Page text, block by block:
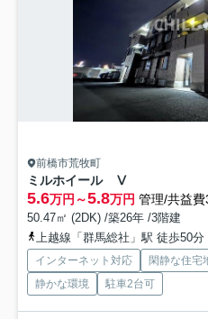
前橋市荒牧町
ミルホイール Ⅴ
5.6万円～5.8万円 管理/共益
50.47㎡ (2DK) /築26年 /3階建
上越線「群馬総社」駅 徒歩50分
インターネット対応 閑静な住宅
静かな環境
駐車2台可